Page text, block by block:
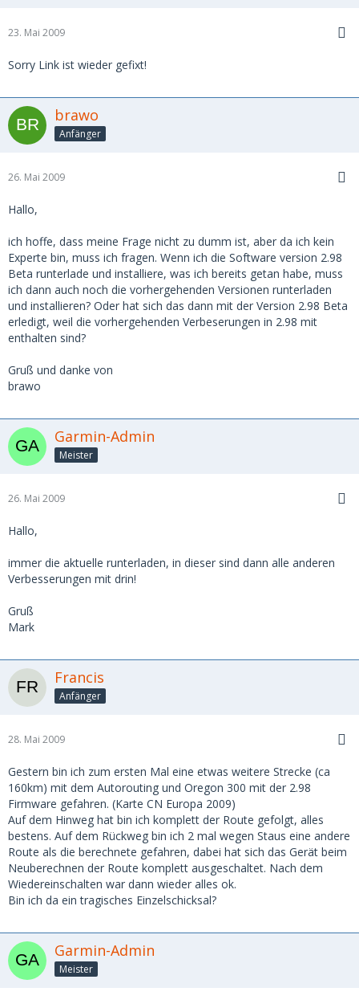
23. Mai 2009
Sorry Link ist wieder gefixt!
brawo
Anfänger
26. Mai 2009
Hallo,
ich hoffe, dass meine Frage nicht zu dumm ist, aber da ich kein
Experte bin, muss ich fragen. Wenn ich die Software version 2.98
Beta runterlade und installiere, was ich bereits getan habe, muss
ich dann auch noch die vorhergehenden Versionen runterladen
und installieren? Oder hat sich das dann mit der Version 2.98 Beta
erledigt, weil die vorhergehenden Verbeserungen in 2.98 mit
enthalten sind?
Gruß und danke von
brawo
Garmin-Admin
Meister
26. Mai 2009
Hallo,
immer die aktuelle runterladen, in dieser sind dann alle anderen
Verbesserungen mit drin!
Gruß
Mark
Francis
Anfänger
28. Mai 2009
Gestern bin ich zum ersten Mal eine etwas weitere Strecke (ca
160km) mit dem Autorouting und Oregon 300 mit der 2.98
Firmware gefahren. (Karte CN Europa 2009)
Auf dem Hinweg hat bin ich komplett der Route gefolgt, alles
bestens. Auf dem Rückweg bin ich 2 mal wegen Staus eine andere
Route als die berechnete gefahren, dabei hat sich das Gerät beim
Neuberechnen der Route komplett ausgeschaltet. Nach dem
Wiedereinschalten war dann wieder alles ok.
Bin ich da ein tragisches Einzelschicksal?
Garmin-Admin
Meister